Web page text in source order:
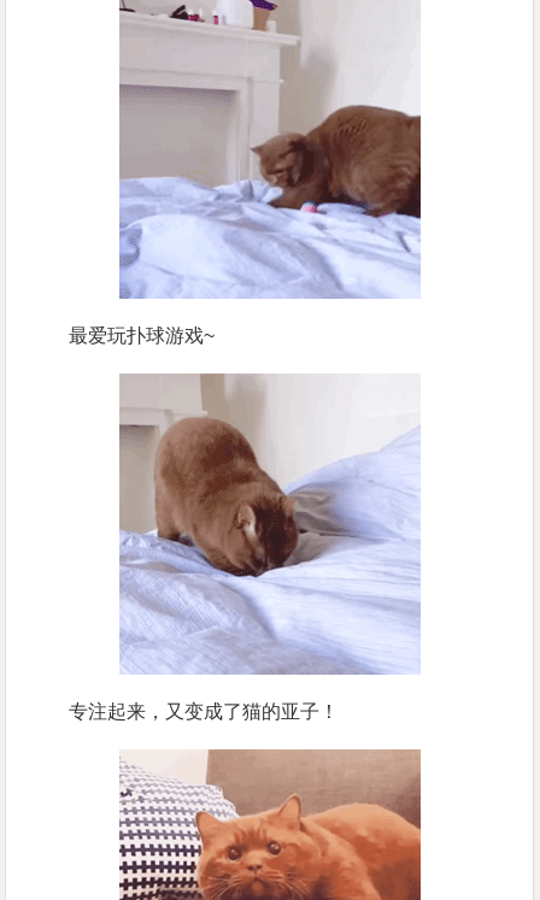
最爱玩扑球游戏~
专注起来，又变成了猫的亚子！